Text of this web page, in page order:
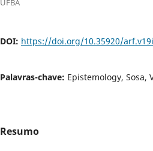
UFBA
DOI: https://doi.org/10.35920/
Palavras-chave: Epistemology, Sosa,
Resumo